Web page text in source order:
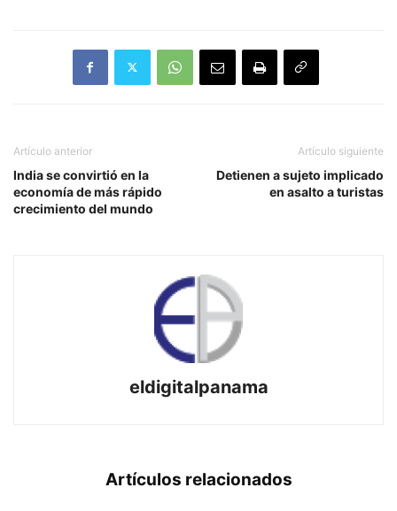
Artículo anterior
India se convirtió en la
economía de más rápido
crecimiento del mundo
Artículo siguiente
Detienen a sujeto implicado
en asalto a turistas
eldigitalpanama
Artículos relacionados